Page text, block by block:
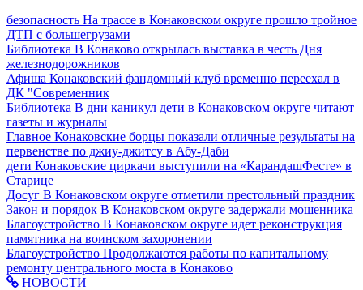
безопасность На трассе в Конаковском округе прошло тройное
ДТП с большегрузами
Библиотека В Конаково открылась выставка в честь Дня
железнодорожников
Афиша Конаковский фандомный клуб временно переехал в
ДК "Современник
Библиотека В дни каникул дети в Конаковском округе читают
газеты и журналы
Главное Конаковские борцы показали отличные результаты на
первенстве по джиу-джитсу в Абу-Даби
дети Конаковские циркачи выступили на «КарандашФесте» в
Старице
Досуг В Конаковском округе отметили престольный праздник
Закон и порядок В Конаковском округе задержали мошенника
Благоустройство В Конаковском округе идет реконструкция
памятника на воинском захоронении
Благоустройство Продолжаются работы по капитальному
ремонту центрального моста в Конаково
НОВОСТИ